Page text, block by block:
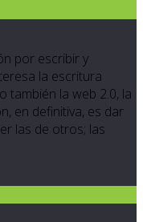
por escribir y
la escritura
también la web 2.0, la
en definitiva, es dar
las de otros; las